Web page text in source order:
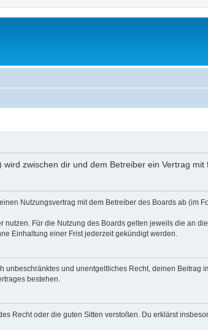
zwischen dir und dem Betreiber ein Vertrag
Nutzungsvertrag mit dem Betreiber des Boards ab (im
Für die Nutzung des Boards gelten jeweils die an
Einhaltung einer Frist jederzeit gekündigt werden.
und unentgeltliches Recht, deinen Beitrag
bestehen.
Recht oder die guten Sitten verstoßen. Du erklärst